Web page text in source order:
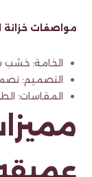
مواصفات
الخامة: خشب سنديان
التصميم:
المقاسات: الطول: 140 سم-العرض: 50 سم-